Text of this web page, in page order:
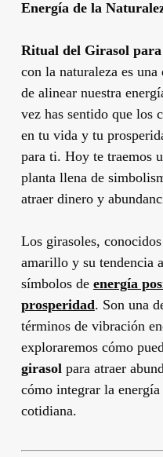
Energía de la
Ritual del Girasol
con la naturaleza es una
de alinear nuestra
vez has sentido que los
en tu vida y tu
para ti. Hoy te traemos
planta llena de
atraer dinero y
Los girasoles,
amarillo y su tendencia
símbolos de energía
prosperidad. Son una
términos de vibración
exploraremos cómo
girasol para atraer
cómo integrar la
cotidiana.